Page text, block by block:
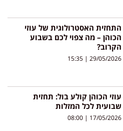
התחזית האסטרולוגית של עוזי
הכוהן – מה צפוי לכם בשבוע
הקרוב?
29/05/2026
עוזי הכוהן קולע בול: תחזית
שבועית לכל המזלות
17/05/2026